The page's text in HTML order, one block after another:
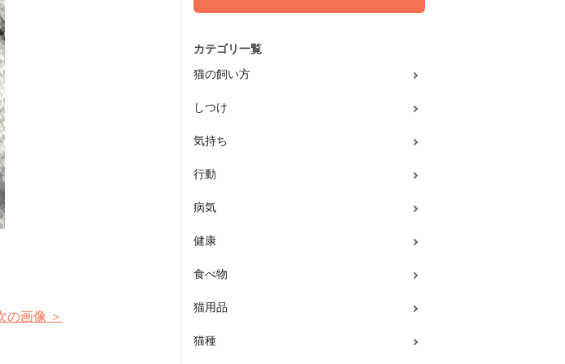
の画像 ＞
カテゴリ一覧
猫の飼い方
しつけ
気持ち
行動
病気
健康
食べ物
猫用品
猫種